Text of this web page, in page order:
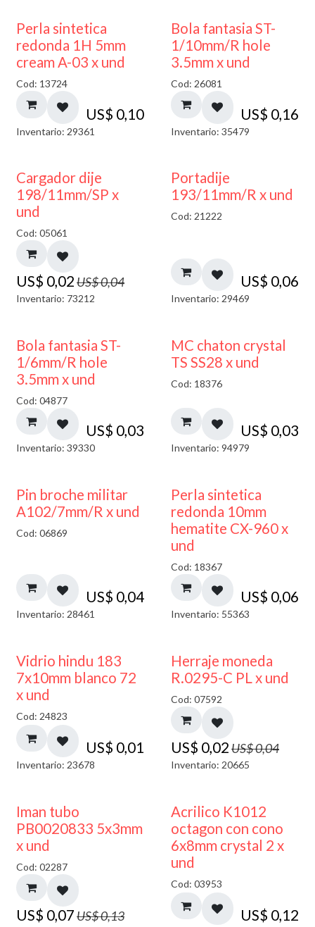
Perla sintetica
redonda 1H 5mm
cream A-03 x und
Cod: 13724
US$ 0,10
Inventario: 29361
Bola fantasia ST-
1/10mm/R hole
3.5mm x und
Cod: 26081
US$ 0,16
Inventario: 35479
50% DESCUENTO
Cargador dije
198/11mm/SP x
und
Cod: 05061
US$ 0,02US$0,04
Inventario: 73212
Portadije
193/11mm/R x und
Cod: 21222
US$ 0,06
Inventario: 29469
Bola fantasia ST-
1/6mm/R hole
3.5mm x und
Cod: 04877
US$ 0,03
Inventario: 39330
MC chaton crystal
TS SS28 x und
Cod: 18376
US$ 0,03
Inventario: 94979
Pin broche militar
A102/7mm/R x und
Cod: 06869
US$ 0,04
Inventario: 28461
Perla sintetica
redonda 10mm
hematite CX-960 x
und
Cod: 18367
US$ 0,06
Inventario: 55363
40% DESCUENTO
Vidrio hindu 183
7x10mm blanco 72
x und
Cod: 24823
US$ 0,01
Inventario: 23678
50% DESCUENTO
Herraje moneda
R.0295-C PL x und
Cod: 07592
US$ 0,02US$0,04
Inventario: 20665
50% DESCUENTO
Iman tubo
PB0020833 5x3mm
x und
Cod: 02287
US$ 0,07US$0,13
Acrilico K1012
octagon con cono
6x8mm crystal 2 x
und
Cod: 03953
US$ 0,12